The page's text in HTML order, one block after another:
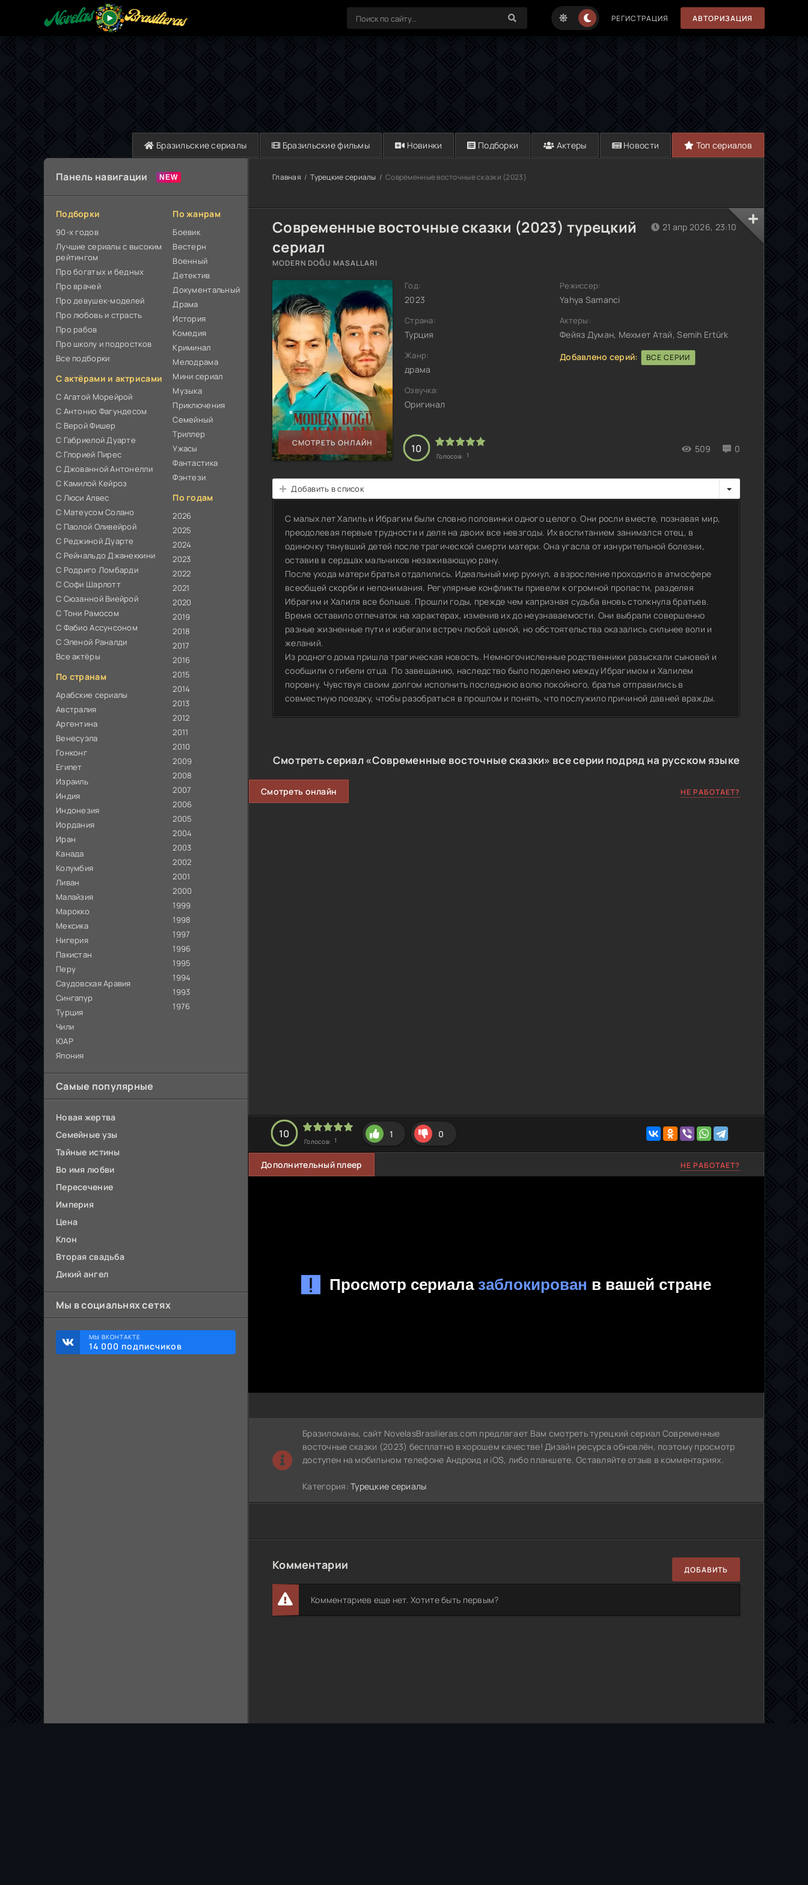
РЕГИСТРАЦИЯ АВТОРИЗАЦИЯ
Бразильские сериалы Бразильские фильмы Новинки Подборки Актеры Новости Топ сериалов
Панель навигации
Подборки
90-х годов
Лучшие сериалы с высоким
рейтингом
Про богатых и бедных
Про врачей
Про девушек-моделей
Про любовь и страсть
Про рабов
Про школу и подростков
Все подборки
С актёрами и актрисами
С Агатой Морейрой
С Антонио Фагундесом
С Верой Фишер
С Габриелой Дуарте
С Глорией Пирес
С Джованной Антонелли
С Камилой Кейроз
С Люси Алвес
С Матеусом Солано
С Паолой Оливейрой
С Реджиной Дуарте
С Рейнальдо Джанеккини
С Родриго Ломбарди
С Софи Шарлотт
С Сюзанной Виейрой
С Тони Рамосом
С Фабио Ассунсоном
С Эленой Раналди
Все актёры
По странам
Арабские сериалы
Австралия
Аргентина
Венесуэла
Гонконг
Египет
Израиль
Индия
Индонезия
Иордания
Иран
Канада
Колумбия
Ливан
Малайзия
Марокко
Мексика
Нигерия
Пакистан
Перу
Саудовская Аравия
Сингапур
Турция
Чили
ЮАР
Япония
По жанрам
Боевик
Вестерн
Военный
Детектив
Документальный
Драма
История
Комедия
Криминал
Мелодрама
Мини сериал
Музыка
Приключения
Семейный
Триллер
Ужасы
Фантастика
Фэнтези
По годам
2026
2025
2024
2023
2022
2021
2020
2019
2018
2017
2016
2015
2014
2013
2012
2011
2010
2009
2008
2007
2006
2005
2004
2003
2002
2001
2000
1999
1998
1997
1996
1995
1994
1993
1976
Самые популярные
Новая жертва
Семейные узы
Тайные истины
Во имя любви
Пересечение
Империя
Цена
Клон
Вторая свадьба
Дикий ангел
Мы в социальнях сетях
МЫ ВКОНТАКТЕ
14 000 подписчиков
Главная Турецкие сериалы Современные восточные сказки (2023)
Современные восточные сказки (2023) турецкий
сериал
MODERN DOĞU MASALLARI
СМОТРЕТЬ ОНЛАЙН
Год:
2023
Страна:
Турция
Жанр:
драма
Озвучка:
Оригинал
10
Голосов: 1
509 0
21 апр 2026, 23:10
Режиссер:
Yahya Samanci
Актеры:
Фейяз Думан, Мехмет Атай, Semih Ertürk
Добавлено серий:
ВСЕ СЕРИИ
Добавить в список
С малых лет Халиль и Ибрагим были словно половинки одного целого. Они росли вместе, познавая мир,
преодолевая первые трудности и деля на двоих все невзгоды. Их воспитанием занимался отец, в
одиночку тянувший детей после трагической смерти матери. Она угасла от изнурительной болезни,
оставив в сердцах мальчиков незаживающую рану.
После ухода матери братья отдалились. Идеальный мир рухнул, а взросление проходило в атмосфере
всеобщей скорби и непонимания. Регулярные конфликты привели к огромной пропасти, разделяя
Ибрагим и Халиля все больше. Прошли годы, прежде чем капризная судьба вновь столкнула братьев.
Время оставило отпечаток на характерах, изменив их до неузнаваемости. Они выбрали совершенно
разные жизненные пути и избегали встреч любой ценой, но обстоятельства оказались сильнее воли и
желаний.
Из родного дома пришла трагическая новость. Немногочисленные родственники разыскали сыновей и
сообщили о гибели отца. По завещанию, наследство было поделено между Ибрагимом и Халилем
поровну. Чувствуя своим долгом исполнить последнюю волю покойного, братья отправились в
совместную поездку, чтобы разобраться в прошлом и понять, что послужило причиной давней вражды.
Смотреть сериал «Современные восточные сказки» все серии подряд на русском языке
Смотреть онлайн НЕ РАБОТАЕТ?
10
Голосов: 1
1 0
Дополнительный плеер НЕ РАБОТАЕТ?
Бразиломаны, сайт NovelasBrasilieras.com предлагает Вам смотреть турецкий сериал Современные
восточные сказки (2023) бесплатно в хорошем качестве! Дизайн ресурса обновлён, поэтому просмотр
доступен на мобильном телефоне Андроид и iOS, либо планшете. Оставляйте отзыв в комментариях.
Категория:Турецкие сериалы
Комментарии ДОБАВИТЬ
Комментариев еще нет. Хотите быть первым?